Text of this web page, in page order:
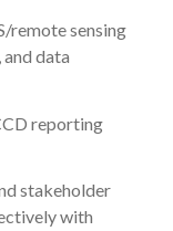
remote sensing
data
reporting
stakeholder
with